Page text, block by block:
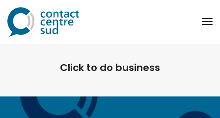
Click to do business